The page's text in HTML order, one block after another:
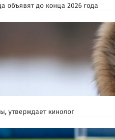
объявят до конца 2026 года
утверждает кинолог